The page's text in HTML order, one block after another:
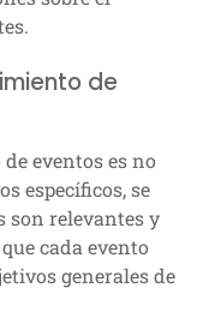
de
eventos es no
específicos, se
son relevantes y
cada evento
generales de